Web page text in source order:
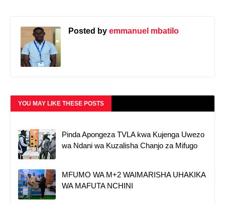
Posted by emmanuel mbatilo
YOU MAY LIKE THESE POSTS
Pinda Apongeza TVLA kwa Kujenga Uwezo
wa Ndani wa Kuzalisha Chanjo za Mifugo
MFUMO WA M+2 WAIMARISHA UHAKIKA
WA MAFUTA NCHINI